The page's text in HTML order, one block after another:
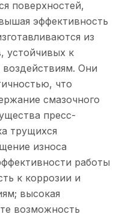
поверхностей,
эффективность
из
устойчивых к
Они
что
смазочного
пресс-
трущихся
износа
работы
к коррозии и
высокая
возможность